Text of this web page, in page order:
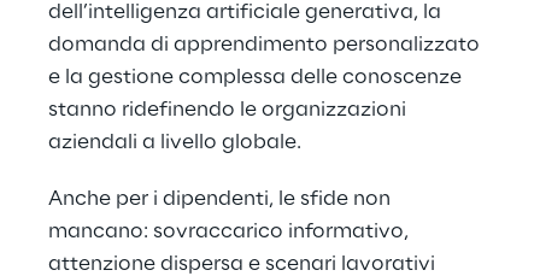
dell’intelligenza artificiale generativa, la
domanda di apprendimento personalizzato
e la gestione complessa delle conoscenze
stanno ridefinendo le organizzazioni
aziendali a livello globale.
Anche per i dipendenti, le sfide non
mancano: sovraccarico informativo,
attenzione dispersa e scenari lavorativi